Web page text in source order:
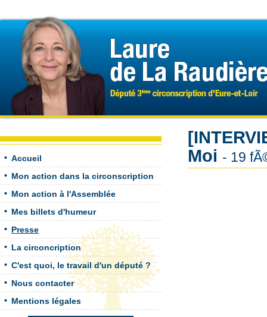
Accueil
Mon action dans la circonscription
Mon action à l'Assemblée
Mes billets d'humeur
Presse
La circoncription
C'est quoi, le travail d'un député ?
Nous contacter
Mentions légales
Moi - 19